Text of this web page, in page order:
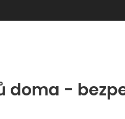
doma -